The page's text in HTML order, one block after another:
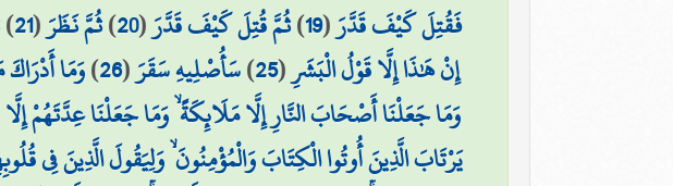
فَقُتِلَ كَيْفَ قَدَّرَ(
19
)ثُمَّ قُتِلَ كَيْفَ قَدَّرَ(
20
)ثُمَّ نَظَرَ(
21
)
إِنْ هَٰذَا إِلَّا قَوْلُ الْبَشَرِ(
25
)سَأُصْلِيهِ سَقَرَ(
26
)وَمَا
وَمَا جَعَلْنَا أَصْحَابَ النَّارِ إِلَّا مَلَائِكَةً ۙ وَمَا جَعَلْنَا عِدَّتَهُمْ إِلَّا
يَرْتَابَ الَّذِينَ أُوتُوا الْكِتَابَ وَالْمُؤْمِنُونَ ۙ وَلِيَقُولَ الَّذِينَ فِي